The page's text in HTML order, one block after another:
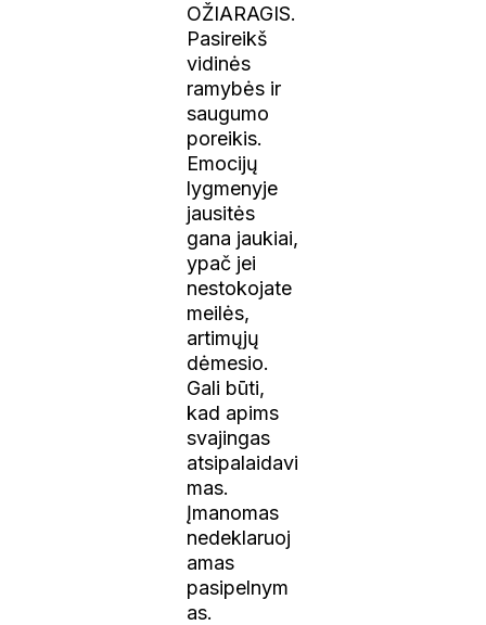
OŽIARAGIS.
Pasireikš
vidinės
ramybės ir
saugumo
poreikis.
Emocijų
lygmenyje
jausitės
gana jaukiai,
ypač jei
nestokojate
meilės,
artimųjų
dėmesio.
Gali būti,
kad apims
svajingas
atsipalaidavi
mas.
Įmanomas
nedeklaruoj
amas
pasipelnym
as.